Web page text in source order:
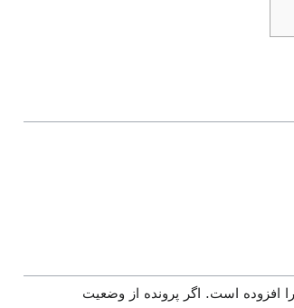
افزوده است. اگر پرونده از وضعیت